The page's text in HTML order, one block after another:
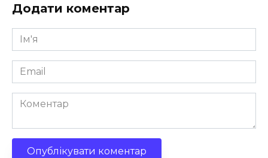
Додати коментар
Ім'я
*
Email
*
Коментар